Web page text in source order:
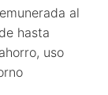
al
hasta
uso